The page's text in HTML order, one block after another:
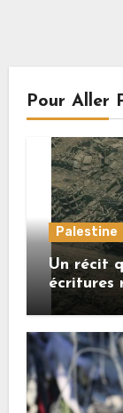
Pour Aller
Palestine
Un récit
écritures
crimes